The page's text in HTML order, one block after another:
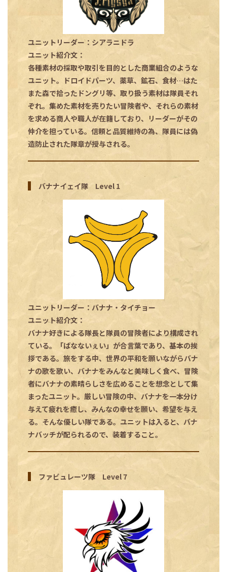
ユニットリーダー：シアラニドラ
ユニット紹介文：
各種素材の採取や取引を目的とした商業組合のような
ユニット。ドロイドパーツ、薬草、鉱石、食材…はた
また森で拾ったドングリ等、取り扱う素材は隊員それ
ぞれ。集めた素材を売りたい冒険者や、それらの素材
を求める商人や職人が在籍しており、リーダーがその
仲介を担っている。信頼と品質維持の為、隊員には偽
造防止された隊章が授与される。
バナナイェイ隊 Level 1
ユニットリーダー：バナナ・タイチョー
ユニット紹介文：
バナナ好きによる隊長と隊員の冒険者により構成され
ている。「ばなないぇい」が合言葉であり、基本の挨
拶である。旅をする中、世界の平和を願いながらバナ
ナの歌を歌い、バナナをみんなと美味しく食べ、冒険
者にバナナの素晴らしさを広めることを想念として集
まったユニット。厳しい冒険の中、バナナを一本分け
与えて疲れを癒し、みんなの幸せを願い、希望を与え
る。そんな優しい隊である。ユニットは入ると、バナ
ナバッチが配られるので、装着すること。
ファビュレーツ隊 Level 7